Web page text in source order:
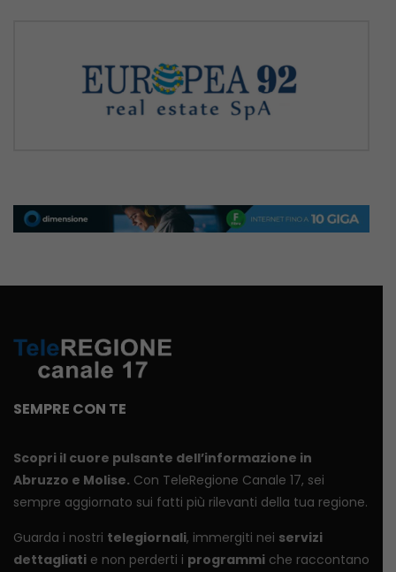
SEMPRE CON TE
Scopri il cuore pulsante dell’informazione in
Abruzzo e Molise. Con TeleRegione Canale 17, sei
sempre aggiornato sui fatti più rilevanti della tua regione.
Guarda i nostri telegiornali, immergiti nei servizi
dettagliati e non perderti i programmi che raccontano